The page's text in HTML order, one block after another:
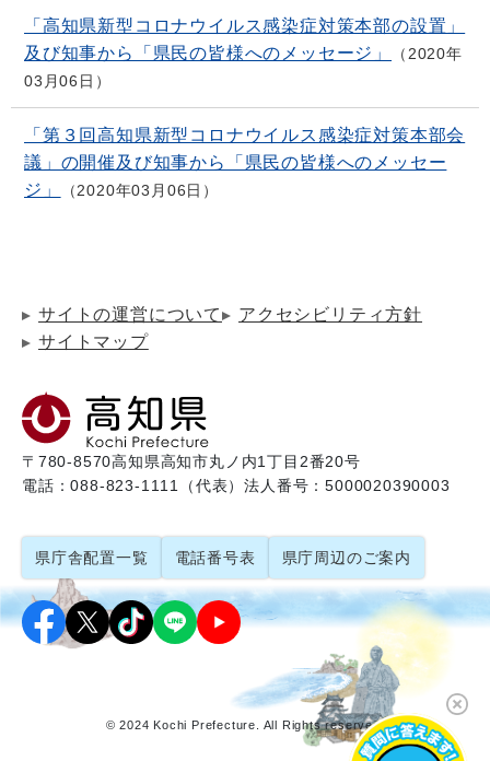
「高知県新型コロナウイルス感染症対策本部の設置」
及び知事から「県民の皆様へのメッセージ」
2020年
03月06日
「第３回高知県新型コロナウイルス感染症対策本部会
議」の開催及び知事から「県民の皆様へのメッセー
ジ」
2020年03月06日
サイトの運営について
アクセシビリティ方針
サイトマップ
〒780-8570高知県高知市丸ノ内1丁目2番20号
電話：088-823-1111（代表）法人番号：5000020390003
県庁舎配置一覧 電話番号表 県庁周辺のご案内
© 2024 Kochi Prefecture. All Rights reserved.